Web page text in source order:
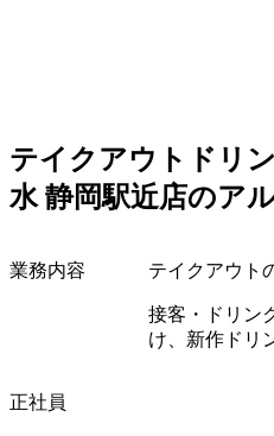
テイクアウトドリ
水 静岡駅近店のア
業務内容 テイクアウト
接客・ドリン
け、新作ドリ
正社員